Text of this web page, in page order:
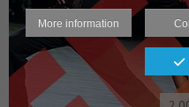
More information